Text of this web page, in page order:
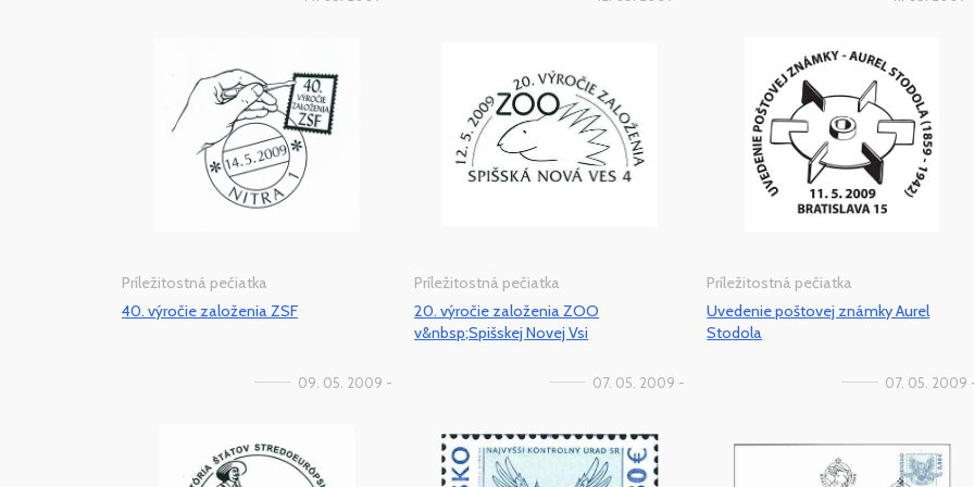
Príležitostná pečiatka
40. výročie založenia ZSF
Príležitostná pečiatka
20. výročie založenia ZOO
v&nbsp;Spišskej Novej Vsi
Príležitostná pečiatka
Uvedenie poštovej známky Aurel
Stodola
09. 05. 2009 - 07. 05. 2009 - 07. 05. 2009